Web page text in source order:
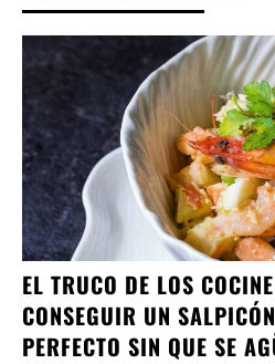
EL TRUCO DE LOS
CONSEGUIR UN
PERFECTO SIN QUE SE